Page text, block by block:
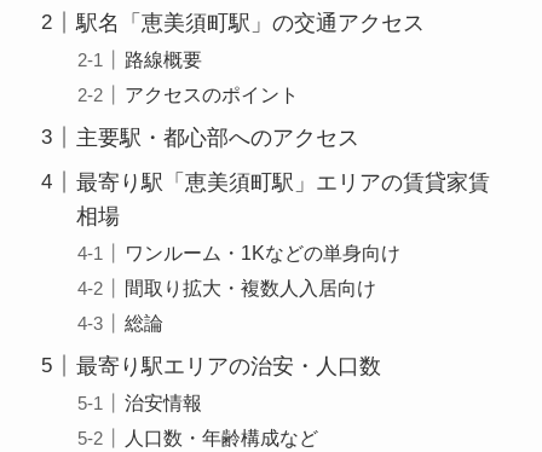
駅名「恵美須町駅」の交通アクセス
路線概要
アクセスのポイント
主要駅・都心部へのアクセス
最寄り駅「恵美須町駅」エリアの賃貸家賃
相場
ワンルーム・1Kなどの単身向け
間取り拡大・複数人入居向け
総論
最寄り駅エリアの治安・人口数
治安情報
人口数・年齢構成など